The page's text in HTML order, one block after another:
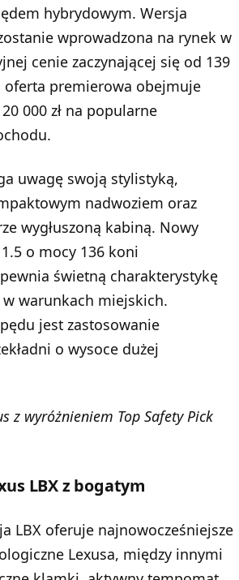
hybrydowym. Wersja
wprowadzona na rynek w
cenie zaczynającej się od 139
oferta premierowa obejmuje
000 zł na popularne
uwagę swoją stylistyką,
nadwoziem oraz
wygłuszoną kabiną. Nowy
o mocy 136 koni
świetną charakterystykę
w warunkach miejskich.
jest zastosowanie
o wysoce dużej
z wyróżnieniem Top Safety Pick
LBX z bogatym
LBX oferuje najnowocześniejsze
Lexusa, między innymi